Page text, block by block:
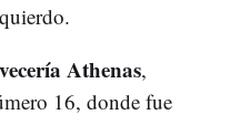
Athenas,
16, donde fue